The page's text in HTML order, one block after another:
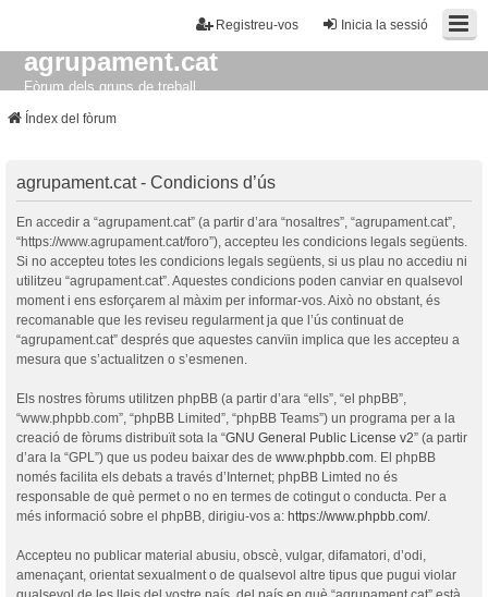
Inicia la sessió
Registreu-vos
agrupament.cat
Fòrum dels grups de treball
Índex del fòrum
agrupament.cat - Condicions d’ús
En accedir a “agrupament.cat” (a partir d’ara “nosaltres”, “agrupament.cat”,
“https://www.agrupament.cat/foro”), accepteu les condicions legals següents.
Si no accepteu totes les condicions legals següents, si us plau no accediu ni
utilitzeu “agrupament.cat”. Aquestes condicions poden canviar en qualsevol
moment i ens esforçarem al màxim per informar-vos. Això no obstant, és
recomanable que les reviseu regularment ja que l’ús continuat de
“agrupament.cat” després que aquestes canvïin implica que les accepteu a
mesura que s’actualitzen o s’esmenen.
Els nostres fòrums utilitzen phpBB (a partir d’ara “ells”, “el phpBB”,
“www.phpbb.com”, “phpBB Limited”, “phpBB Teams”) un programa per a la
creació de fòrums distribuït sota la “GNU General Public License v2” (a partir
d’ara la “GPL”) que us podeu baixar des de www.phpbb.com. El phpBB
només facilita els debats a través d’Internet; phpBB Limted no és
responsable de què permet o no en termes de cotingut o conducta. Per a
més informació sobre el phpBB, dirigiu-vos a: https://www.phpbb.com/.
Accepteu no publicar material abusiu, obscè, vulgar, difamatori, d’odi,
amenaçant, orientat sexualment o de qualsevol altre tipus que pugui violar